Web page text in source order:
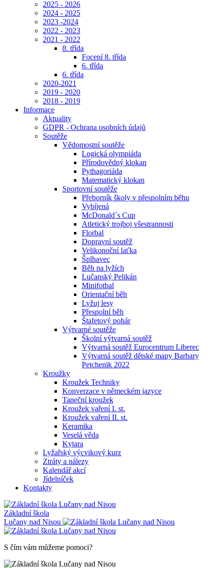
2025 - 2026
2024 - 2025
2023 -2024
2022 - 2023
2021 - 2022
8. třída
Focení 8. třída
6. třída
6. třída
2020-2021
2019 - 2020
2018 - 2019
Informace
Aktuality
GDPR - Ochrana osobních údajů
Soutěže
Vědomostní soutěže
Logická olympiáda
Přírodovědný klokan
Pythagoriáda
Matematický klokan
Sportovní soutěže
Přeborník školy v přespolním běhu
Vybíjená
McDonald´s Cup
Atletický trojboj všestrannosti
Florbal
Dopravní soutěž
Velikonoční laťka
Šplhavec
Běh na lyžích
Lučanský Pelikán
Minifotbal
Orientační běh
Lyžuj lesy
Přespolní běh
Štafetový pohár
Výtvarné soutěže
Školní výtvarná soutěž
Výtvarná soutěž Eurocentrum Liberec
Výtvarná soutěž dětské mapy Barbary
Petchenik 2022
Kroužky
Kroužek Techniky
Konverzace v německém jazyce
Taneční kroužek
Kroužek vaření I. st.
Kroužek vaření II. st.
Keramika
Veselá věda
Kytara
Lyžařský výcvikový kurz
Ztráty a nálezy
Kalendář akcí
Jídelníček
Kontakty
Základní škola
Lučany nad Nisou
S čím vám můžeme pomoci?